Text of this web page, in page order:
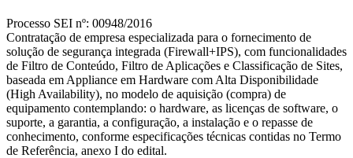
Processo SEI nº: 00948/2016
Contratação de empresa especializada para o fornecimento de
solução de segurança integrada (Firewall+IPS), com funcionalidades
de Filtro de Conteúdo, Filtro de Aplicações e Classificação de Sites,
baseada em Appliance em Hardware com Alta Disponibilidade
(High Availability), no modelo de aquisição (compra) de
equipamento contemplando: o hardware, as licenças de software, o
suporte, a garantia, a configuração, a instalação e o repasse de
conhecimento, conforme especificações técnicas contidas no Termo
de Referência, anexo I do edital.